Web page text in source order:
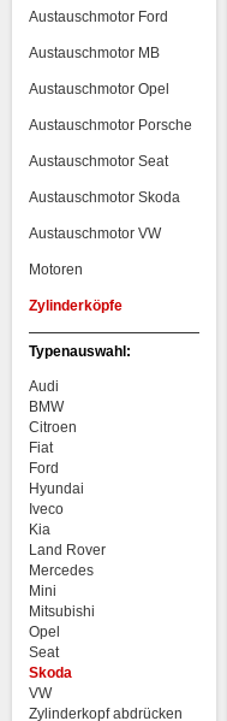
Austauschmotor Ford
Austauschmotor MB
Austauschmotor Opel
Austauschmotor Porsche
Austauschmotor Seat
Austauschmotor Skoda
Austauschmotor VW
Motoren
Zylinderköpfe
Typenauswahl:
Audi
BMW
Citroen
Fiat
Ford
Hyundai
Iveco
Kia
Land Rover
Mercedes
Mini
Mitsubishi
Opel
Seat
Skoda
VW
Zylinderkopf abdrücken